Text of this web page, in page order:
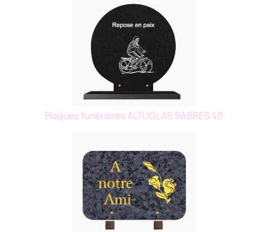
Plaques funéraires ALTUGLAS SABRES 40